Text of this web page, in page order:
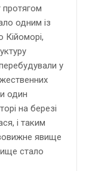
протягом
одним із
Кійоморі,
у
один
на березі
і таким
явище
стало